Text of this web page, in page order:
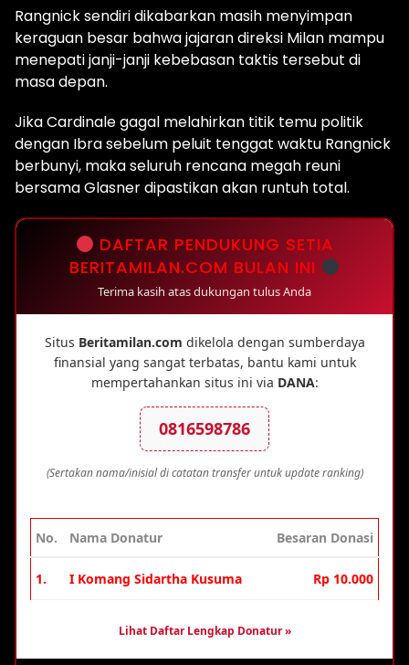
Rangnick sendiri dikabarkan masih menyimpan
keraguan besar bahwa jajaran direksi Milan mampu
menepati janji-janji kebebasan taktis tersebut di
masa depan.
Jika Cardinale gagal melahirkan titik temu politik
dengan Ibra sebelum peluit tenggat waktu Rangnick
berbunyi, maka seluruh rencana megah reuni
bersama Glasner dipastikan akan runtuh total.
DAFTAR PENDUKUNG SETIA
BERITAMILAN.COM BULAN INI
Terima kasih atas dukungan tulus Anda
Situs Beritamilan.com dikelola dengan sumberdaya
finansial yang sangat terbatas, bantu kami untuk
mempertahankan situs ini via DANA:
0816598786
(Sertakan nama/inisial di catatan transfer untuk update ranking)
No. Nama Donatur Besaran Donasi
1. I Komang Sidartha Kusuma Rp 10.000
Lihat Daftar Lengkap Donatur »